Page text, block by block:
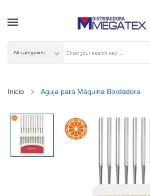
Inicio Aguja para Máquina Bordadora